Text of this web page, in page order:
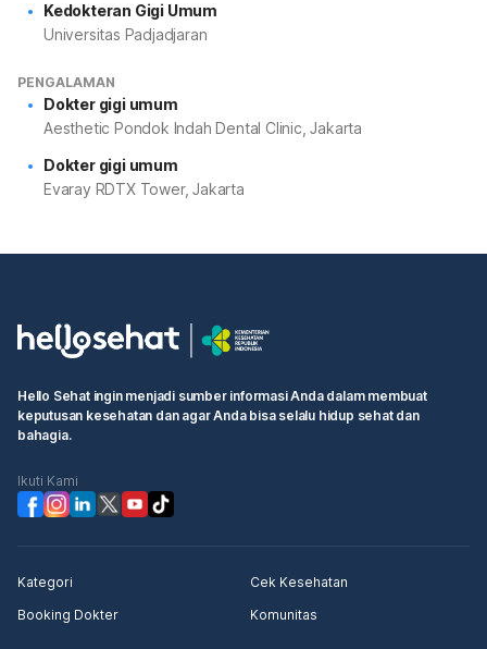
Kedokteran Gigi Umum
Universitas Padjadjaran
PENGALAMAN
Dokter gigi umum
Aesthetic Pondok Indah Dental Clinic, Jakarta
Dokter gigi umum
Evaray RDTX Tower, Jakarta
Hello Sehat ingin menjadi sumber informasi Anda dalam membuat
keputusan kesehatan dan agar Anda bisa selalu hidup sehat dan
bahagia.
Ikuti Kami
Kategori
Cek Kesehatan
Booking Dokter
Komunitas